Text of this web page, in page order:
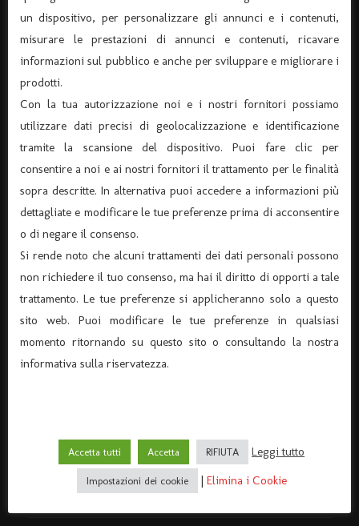
ASSOCIAZIONE “TEATRO DANTE” APS
(Associazione di Promozione Sociale, Iscrizione n°
105174)
Via Verona 8 – 37045 Legnago – (tel. 0442-25544)
C.F. 91015660235 - P.I. 03726920238
Codice univoco per fatturazione elettronica KRRH6B9
info@ilteatrodante.it
Home Teatro Dante
Policy e Privacy
un dispositivo, per personalizzare gli annunci e i contenuti,
misurare le prestazioni di annunci e contenuti, ricavare
informazioni sul pubblico e anche per sviluppare e migliorare i
prodotti.
Con la tua autorizzazione noi e i nostri fornitori possiamo
utilizzare dati precisi di geolocalizzazione e identificazione
tramite la scansione del dispositivo. Puoi fare clic per
consentire a noi e ai nostri fornitori il trattamento per le finalità
sopra descritte. In alternativa puoi accedere a informazioni più
dettagliate e modificare le tue preferenze prima di acconsentire
o di negare il consenso.
Si rende noto che alcuni trattamenti dei dati personali possono
non richiedere il tuo consenso, ma hai il diritto di opporti a tale
trattamento. Le tue preferenze si applicheranno solo a questo
sito web. Puoi modificare le tue preferenze in qualsiasi
momento ritornando su questo sito o consultando la nostra
informativa sulla riservatezza.
Accetta tutti Accetta RIFIUTA Leggi tutto
Impostazioni dei cookie | Elimina i Cookie